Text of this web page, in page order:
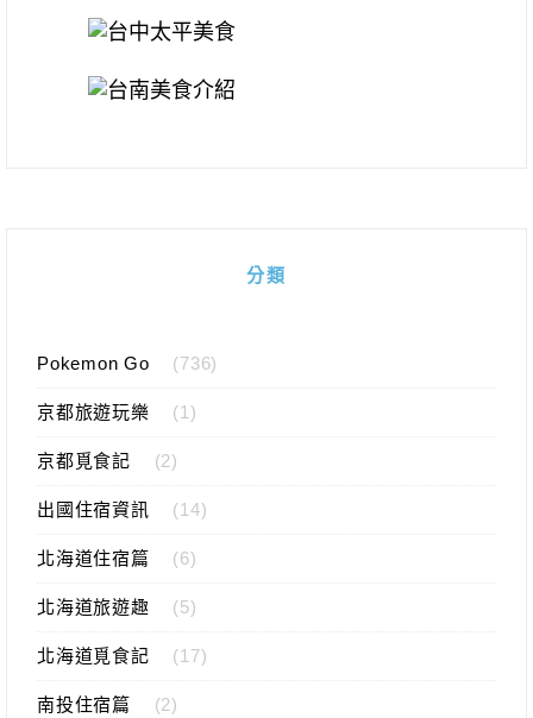
分類
Pokemon Go (736)
京都旅遊玩樂 (1)
京都覓食記 (2)
出國住宿資訊 (14)
北海道住宿篇 (6)
北海道旅遊趣 (5)
北海道覓食記 (17)
南投住宿篇 (2)